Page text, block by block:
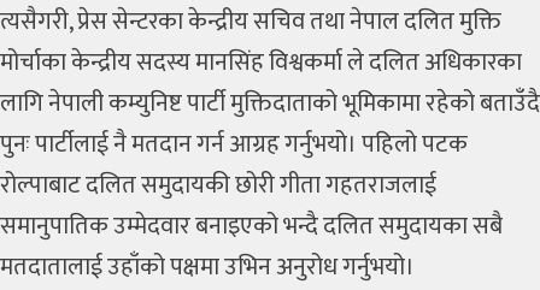
त्यसैगरी, प्रेस सेन्टरका केन्द्रीय सचिव तथा नेपाल दलित मुक्ति
मोर्चाका केन्द्रीय सदस्यमानसिंह विश्वकर्माले दलित अधिकारका
लागि नेपाली कम्युनिष्ट पार्टी मुक्तिदाताको भूमिकामा रहेको बताउँदै
पुनः पार्टीलाई नै मतदान गर्न आग्रह गर्नुभयो। पहिलो पटक
रोल्पाबाट दलित समुदायकी छोरी गीता गहतराजलाई
समानुपातिक उम्मेदवार बनाइएको भन्दै दलित समुदायका सबै
मतदातालाई उहाँको पक्षमा उभिन अनुरोध गर्नुभयो।